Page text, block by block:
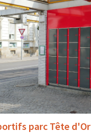
parc Tête d'Or